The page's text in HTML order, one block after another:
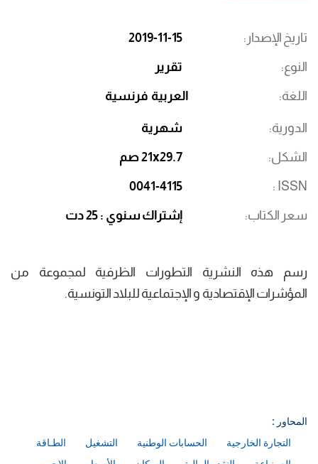
تاريخ الإصدار 2019-11-15
النوع تقرير
اللغة العربية فرنسية
الدورية شهرية
الشكل 21x29.7 صم
ISSN
0041-4115
سعر الكتاب إشتراك سنوي : 25 دت
رسم هذه النشرية التطورات الظرفية لمجموعة من
المؤشرات الإقتصادية و الإجتماعية للبلاد التونسية.
المحاور :
التجارة الخارجية
الحسابات الوطنية التشغيل
الطـاقة